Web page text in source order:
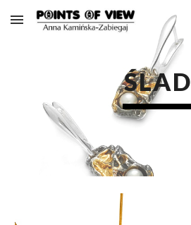
Skip to main content
ŚLAD